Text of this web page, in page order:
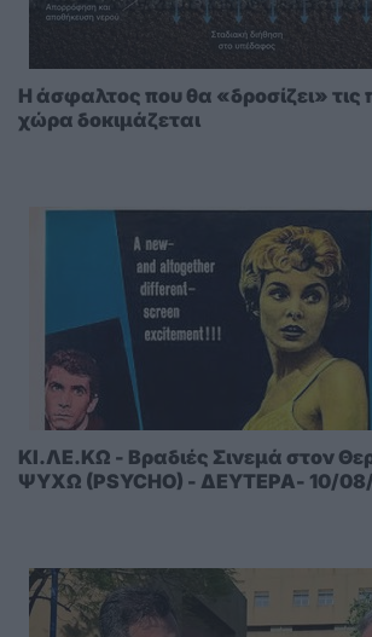
Η άσφαλτος που θα «δροσίζει» τις
χώρα δοκιμάζεται
ΚΙ.ΛΕ.ΚΩ - Βραδιές Σινεμά στον
ΨΥΧΩ (PSYCHO) - ΔΕΥΤΕΡΑ- 10/